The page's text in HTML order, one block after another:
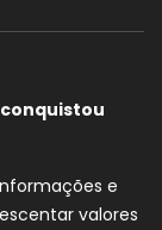
e
valores